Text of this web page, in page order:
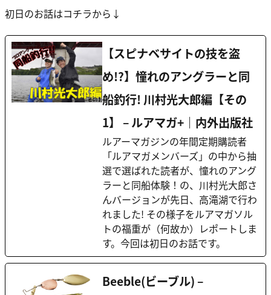
初日のお話はコチラから↓
【スピナベサイトの技を盗
め!?】憧れのアングラーと同
船釣行! 川村光大郎編【その
1】 – ルアマガ+｜内外出版社
ルアーマガジンの年間定期購読者
「ルアマガメンバーズ」の中から抽
選で選ばれた読者が、憧れのアング
ラーと同船体験！の、川村光大郎さ
んバージョンが先日、高滝湖で行わ
れました! その様子をルアマガソル
トの福重が（何故か）レポートしま
す。今回は初日のお話です。
Beeble(ビーブル) –